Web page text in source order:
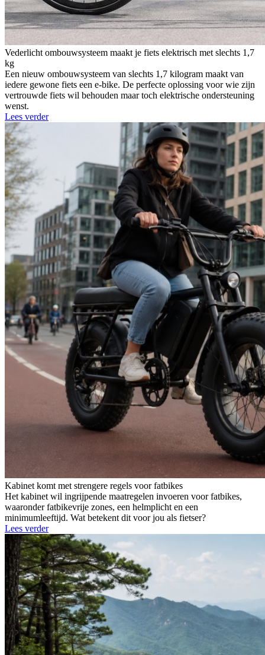
Vederlicht ombouwsysteem maakt je fiets elektrisch met slechts 1,7
kg
Een nieuw ombouwsysteem van slechts 1,7 kilogram maakt van
iedere gewone fiets een e-bike. De perfecte oplossing voor wie zijn
vertrouwde fiets wil behouden maar toch elektrische ondersteuning
wenst.
Lees verder
Kabinet komt met strengere regels voor fatbikes
Het kabinet wil ingrijpende maatregelen invoeren voor fatbikes,
waaronder fatbikevrije zones, een helmplicht en een
minimumleeftijd. Wat betekent dit voor jou als fietser?
Lees verder